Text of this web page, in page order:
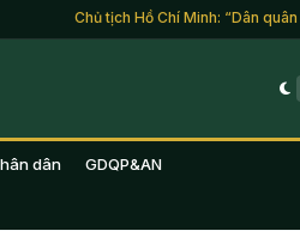
Chủ tịch Hồ Chí Minh: “Dân
dân GDQP&AN